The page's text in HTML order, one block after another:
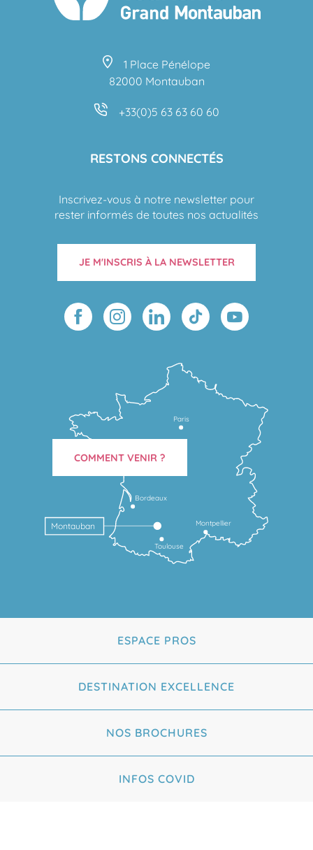
1 Place Pénélope
82000 Montauban
+33(0)5 63 63 60 60
RESTONS CONNECTÉS
Inscrivez-vous à notre newsletter pour
rester informés de toutes nos actualités
JE M'INSCRIS À LA NEWSLETTER
Toulouse
Montpellier
Bordeaux
Montauban
Paris
COMMENT VENIR ?
ESPACE PROS
DESTINATION EXCELLENCE
NOS BROCHURES
INFOS COVID